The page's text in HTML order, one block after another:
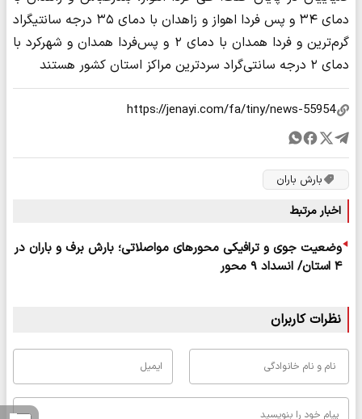
دمای ۳۴ و پس فردا اهواز و زاهدان با دمای ۳۵ درجه سانتیگراد
گرم‌ترین و فردا همدان با دمای ۲ و پس‌فردا همدان و شهرکرد با
دمای ۲ درجه سانتی‌گراد سردترین مراکز استان‌ کشور هستند
بارش باران
اخبار مرتبط
وضعیت جوی و ترافیکی محورهای مواصلاتی؛ بارش برف و باران در
۴ استان/ انسداد ۹ محور
نظرات کاربران